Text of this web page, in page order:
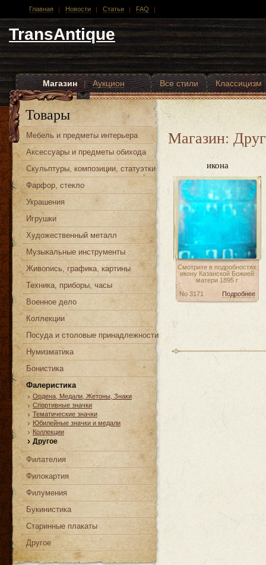
Главная Новости Статьи FAQ
TransAntique
Магазин | Аукцион Все стили
Классицизм
Другие стили
Товары
Мебель и предметы интерьера
Аксессуары и предметы обихода
Скульптуры, композиции, статуэтки
Фарфор, стекло
Украшения
Игрушки
Художественный металл
Музыкальные инструменты
Живопись, графика, картины
Техника, приборы, часы
Военное дело
Коллекции
Посуда и столовые принадлежности
Нумизматика
Бонистика
Фалеристика
Ордена, Медали, Жетоны, Знаки
Спортивные значки
Тематические значки
Юбилейные значки и медали
Коллекции
Другое
Филателия
Филокартия
Филумения
Букинистика
Старинные плакаты
Другое
Магазин:
икона
Смотрите в подробностях
икону Казанской Божией
матери 1895 г
Подробнее
No 3171